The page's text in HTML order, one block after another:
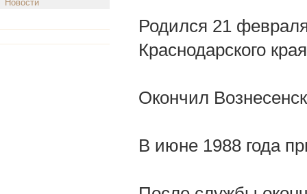
Новости
Родился 21
Краснодарского
Окончил
В июне 1988 года